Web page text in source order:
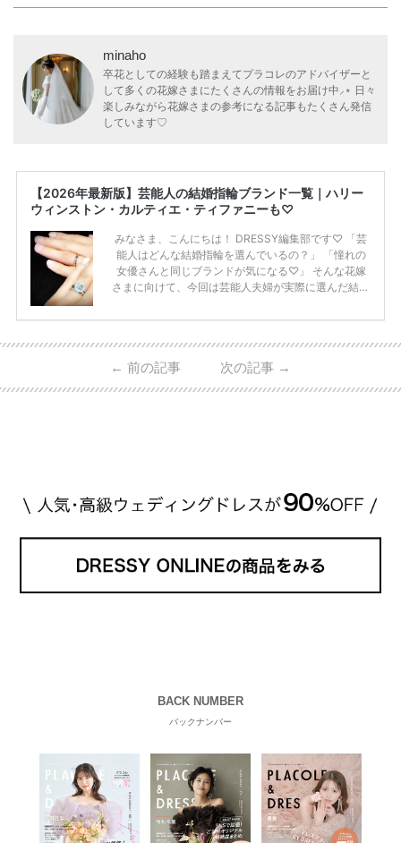
minaho
卒花としての経験も踏まえてプラコレのアドバイザーと
して多くの花嫁さまにたくさんの情報をお届け中⸝⋆ 日々
楽しみながら花嫁さまの参考になる記事もたくさん発信
しています♡
【2026年最新版】芸能人の結婚指輪ブランド一覧｜ハリー
ウィンストン・カルティエ・ティファニーも♡
みなさま、こんにちは！ DRESSY編集部です♡ 「芸
能人はどんな結婚指輪を選んでいるの？」 「憧れの
女優さんと同じブランドが気になる♡」 そんな花嫁
さまに向けて、今回は芸能人夫婦が実際に選んだ結婚
ーウィンストンやカルティエ、ティファニーなど世界
日本で人気のブランドまで幅広くご紹介。 さらに、
・愛用している芸能人夫婦 ・リングの特徴や魅力 ・
← 前の記事 次の記事 →
BACK NUMBER
バックナンバー